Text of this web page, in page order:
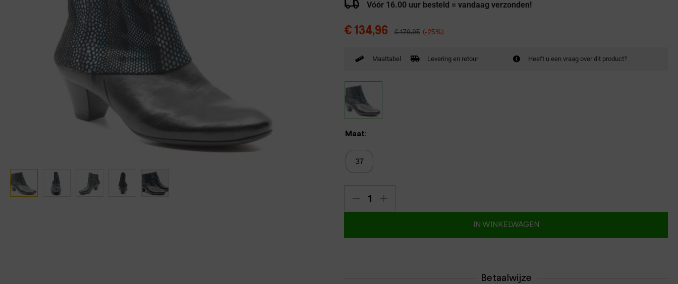
Pantoffels
Verbandschoenen (externe website)
Lowa
Meindl
Vóór 16.00 uur besteld = vandaag verzonden!
€ 134,96 €179,95 (-25%)
Maattabel Levering en retour Heeft u een vraag over dit product?
Maat:
37
IN WINKELWAGEN
Betaalwijze